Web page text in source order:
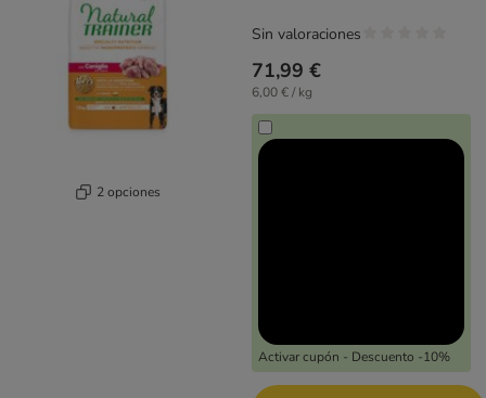
2 opciones
71,99 €
6,00 € / kg
Activar cupón - Descuento -10%
Sin valoraciones